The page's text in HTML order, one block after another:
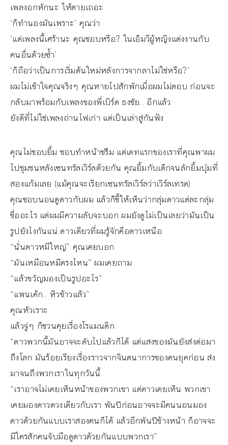
เพลงอกหักนะ ให้ตายเถอะ
‘ก็ทำนองมันเพราะ’ คุณว่า
‘แต่เพลงนี้เศร้านะ คุณชอบหรือ? ในเอ็มวีผู้หญิงแต่งงานกับ
คนอื่นด้วยซ้ำ’
‘ก็ถือว่าเป็นการเริ่มต้นใหม่หลังการจากลาไม่ใช่หรือ?’
ผมไม่เข้าใจคุณจริงๆ คุณหายไปสักพักเมื่อผมไม่ตอบ ก่อนจะ
กลับมาพร้อมกับเพลงของพี่เบิร์ด ธงชัย.. อีกแล้ว
ยังดีที่ไม่ใช่เพลงถ่านไฟเก่า แต่เป็นเล่าสู่กันฟัง
คุณไม่ชอบยิ้ม ชอบทำหน้าขรึม แต่เดทแรกของเราที่คุณพาผม
ไปชุมชนหลังเซนทรัลเวิร์ลด้วยกัน คุณยิ้มกับเด็กจนลักยิ้มบุ๋มที่
สองแก้มเลย (แม้คุณจะเรียกเซนทรัลเวิร์ลว่าเวิร์ลเทรด)
คุณชอบนอนดูดาวกับผม แล้วก็ชี้ให้เห็นว่ากลุ่มดาวแต่ละกลุ่ม
ชื่ออะไร แต่ผมมีความลับจะบอก ผมยังดูไม่เป็นเลยว่ามันเป็น
รูปยังไงกันแน่ ดาวเดียวที่ผมรู้จักคือดาวเหนือ
“นั่นดาวหมีใหญ่” คุณเคยบอก
“มันเหมือนหมีตรงไหน” ผมเคยถาม
“แล้วขวัญมองเป็นรูปอะไร”
“แพนเค้ก.. หิวข้าวแล้ว”
คุณหัวเราะ
แล้วจู่ๆ ก็ชวนคุยเรื่องโรแมนติก
“ดาวพวกนี้มันอาจจะดับไปแล้วก็ได้ แต่แสงของมันยังส่งต่อมา
ถึงโลก มันร้อยเรียงเรื่องราวจากจินตนาการของคนยุคก่อน ส่ง
มาจนถึงพวกเราในทุกวันนี้
“เราอาจไม่เคยเห็นหน้าของพวกเขา แต่ดาวเคยเห็น พวกเขา
เคยมองดาวดวงเดียวกับเรา พันปีก่อนอาจจะมีคนนอนมอง
ดาวด้วยกันแบบเราสองคนก็ได้ แล้วอีกพันปีข้างหน้า ก็อาจจะ
มีใครสักคนจับมือดูดาวด้วยกันแบบพวกเรา”